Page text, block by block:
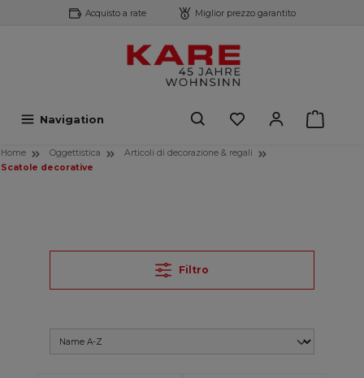
principaleAcquisto a rate Miglior prezzo garantito
Navigation
Home Oggettistica
Articoli di decorazione & regali
Scatole decorative
Filtro